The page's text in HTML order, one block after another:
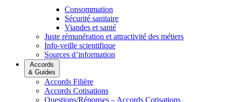
Consommation
Sécurité sanitaire
Viandes et santé
Juste rémunération et attractivité des métiers
Info-veille scientifique
Sources d’information
Accords
& Guides
Accords Filière
Accords Cotisations
Questions/Réponses – Accords Cotisations